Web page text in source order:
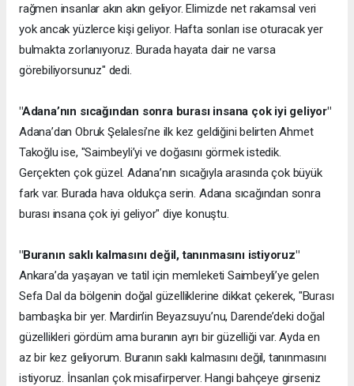
rağmen insanlar akın akın geliyor. Elimizde net rakamsal veri
yok ancak yüzlerce kişi geliyor. Hafta sonları ise oturacak yer
bulmakta zorlanıyoruz. Burada hayata dair ne varsa
görebiliyorsunuz" dedi.
"Adana’nın sıcağından sonra burası insana çok iyi geliyor"
Adana’dan Obruk Şelalesi’ne ilk kez geldiğini belirten Ahmet
Takoğlu ise, "Saimbeyli’yi ve doğasını görmek istedik.
Gerçekten çok güzel. Adana’nın sıcağıyla arasında çok büyük
fark var. Burada hava oldukça serin. Adana sıcağından sonra
burası insana çok iyi geliyor" diye konuştu.
"Buranın saklı kalmasını değil, tanınmasını istiyoruz"
Ankara’da yaşayan ve tatil için memleketi Saimbeyli’ye gelen
Sefa Dal da bölgenin doğal güzelliklerine dikkat çekerek, "Burası
bambaşka bir yer. Mardin’in Beyazsuyu’nu, Darende’deki doğal
güzellikleri gördüm ama buranın ayrı bir güzelliği var. Ayda en
az bir kez geliyorum. Buranın saklı kalmasını değil, tanınmasını
istiyoruz. İnsanları çok misafirperver. Hangi bahçeye girseniz